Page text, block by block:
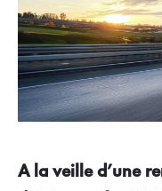
A la veille d’une